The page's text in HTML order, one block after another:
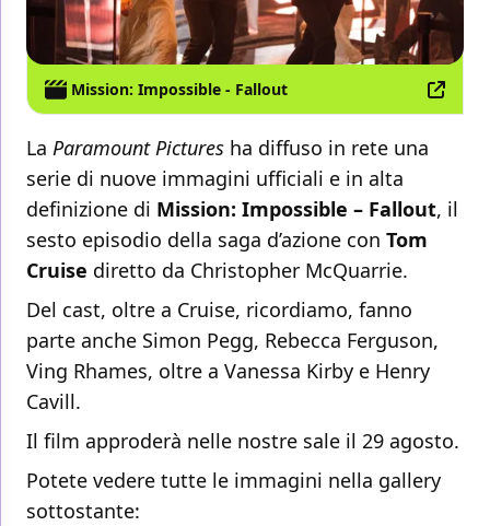
Mission: Impossible - Fallout
La Paramount Pictures ha diffuso in rete una
serie di nuove immagini ufficiali e in alta
definizione di Mission: Impossible – Fallout, il
sesto episodio della saga d’azione con Tom
Cruise diretto da Christopher McQuarrie.
Del cast, oltre a Cruise, ricordiamo, fanno
parte anche Simon Pegg, Rebecca Ferguson,
Ving Rhames, oltre a Vanessa Kirby e Henry
Cavill.
Il film approderà nelle nostre sale il 29 agosto.
Potete vedere tutte le immagini nella gallery
sottostante: